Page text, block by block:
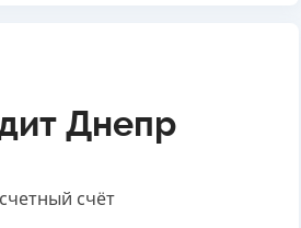
Днепр
счёт